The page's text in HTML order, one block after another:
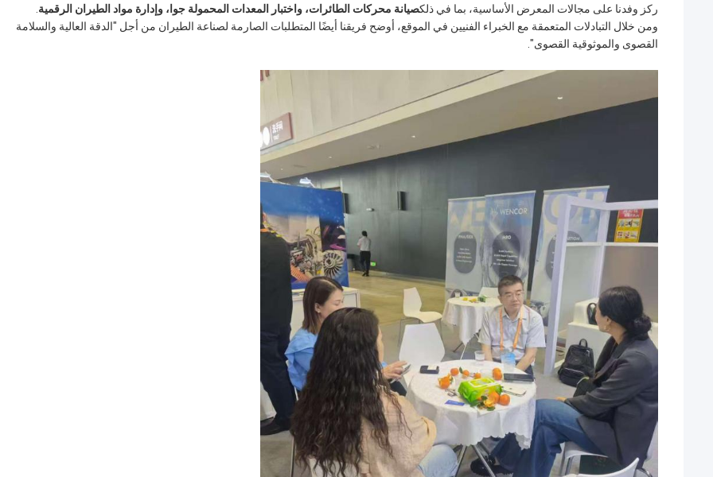
ركز وفدنا على مجالات المعرض الأساسية، بما في ذلكصيانة محركات الطائرات، واختبار المعدات المحمولة جوا، وإدارة مواد الطيران الرقمية
ومن خلال التبادلات المتعمقة مع الخبراء الفنيين في الموقع، أوضح فريقنا أيضًا المتطلبات الصارمة لصناعة الطيران من أجل "الدقة العالية والسلامة
القصوى والموثوقية القصوى".